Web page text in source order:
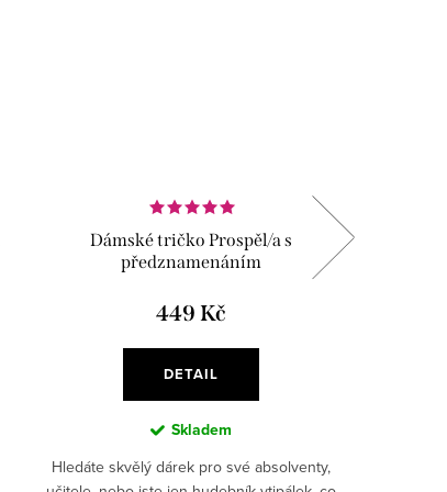
Dámské tričko Prospěl/a s
předznamenáním
449 Kč
DETAIL
Skladem
Hledáte skvělý dárek pro své absolventy,